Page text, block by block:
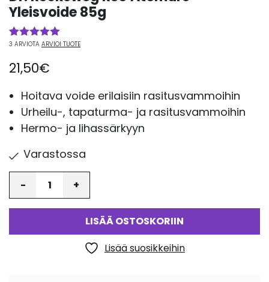
Yleisvoide 85g
Arvio5.00
perustuen
3
asiakkaan
3 ARVIOTA ARVIOI TUOTE
21,50€
Hoitava voide erilaisiin rasitusvammoihin
Urheilu-, tapaturma- ja rasitusvammoihin
Hermo- ja lihassärkyyn
Varastossa
LISÄÄ OSTOSKORIIN
Lisää suosikkeihin